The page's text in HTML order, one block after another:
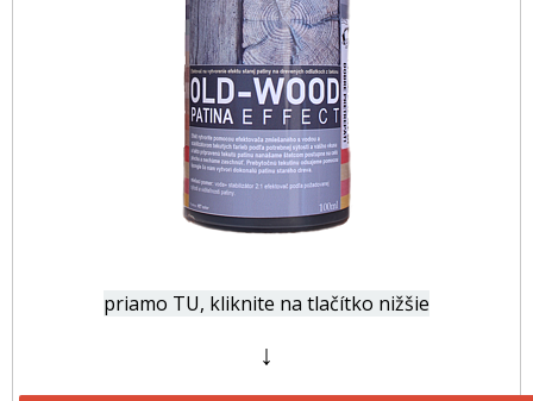
priamo TU, kliknite na tlačítko nižšie
↓